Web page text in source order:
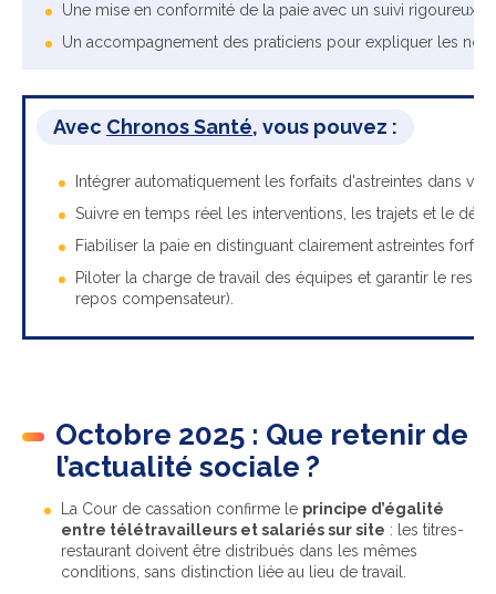
Une mise en conformité de la paie avec un suivi rigoureux
Un accompagnement des praticiens pour expliquer les
Avec Chronos Santé, vous pouvez :
Intégrer automatiquement les forfaits d'astreintes dans
Suivre en temps réel les interventions, les trajets et le
Fiabiliser la paie en distinguant clairement astreintes
Piloter la charge de travail des équipes et garantir le
repos compensateur).
Octobre 2025 : Que retenir de
l’actualité sociale ?
La Cour de cassation confirme le principe d’égalité
entre télétravailleurs et salariés sur site : les titres-
restaurant doivent être distribués dans les mêmes
conditions, sans distinction liée au lieu de travail.